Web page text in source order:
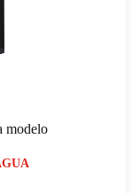
modelo